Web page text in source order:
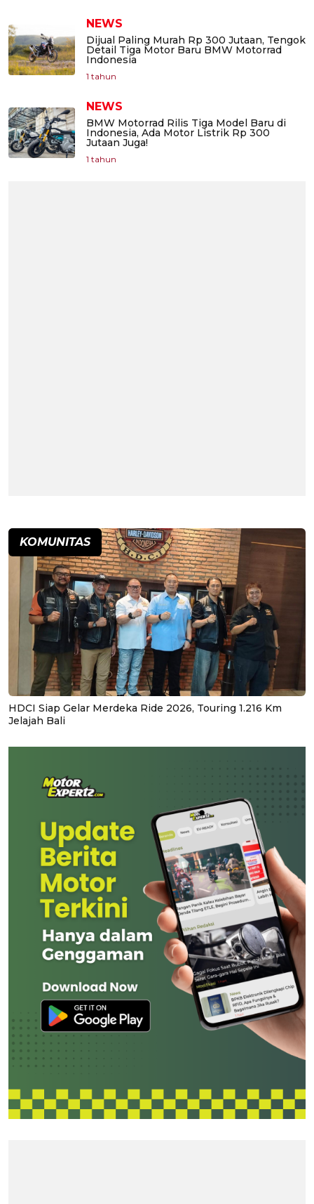
NEWS
Dijual Paling Murah Rp 300 Jutaan, Tengok
Detail Tiga Motor Baru BMW Motorrad
Indonesia
1 tahun
NEWS
BMW Motorrad Rilis Tiga Model Baru di
Indonesia, Ada Motor Listrik Rp 300
Jutaan Juga!
1 tahun
KOMUNITAS
HDCI Siap Gelar Merdeka Ride 2026, Touring 1.216 Km
Jelajah Bali